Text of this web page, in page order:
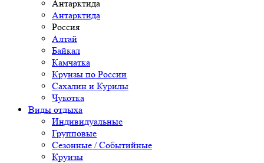
Антарктида
Антарктида
Россия
Алтай
Байкал
Камчатка
Круизы по России
Сахалин и Курилы
Чукотка
Виды отдыха
Индивидуальные
Групповые
Сезонные / Событийные
Круизы